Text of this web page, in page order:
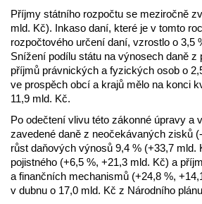
Příjmy státního rozpočtu se meziročně
mld. Kč). Inkaso daní, které je v tomto
rozpočtového určení daní, vzrostlo o 3,5
Snížení podílu státu na výnosech daně z
příjmů právnických a fyzických osob o
ve prospěch obcí a krajů mělo na konci
11,9 mld. Kč.
Po odečtení vlivu této zákonné úpravy a
zavedené daně z neočekávaných zisků
růst daňových výnosů 9,4 % (+33,7 mld.
pojistného (+6,5 %, +21,3 mld. Kč) a
a finančních mechanismů (+24,8 %,
v dubnu o 17,0 mld. Kč z Národního